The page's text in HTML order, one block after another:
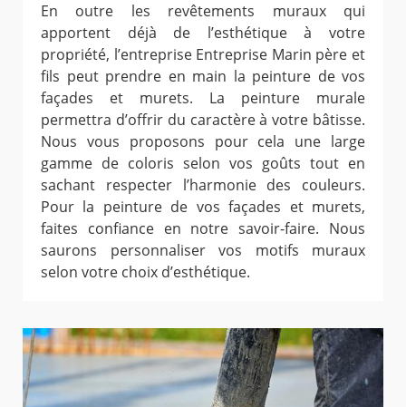
En outre les revêtements muraux qui
apportent déjà de l’esthétique à votre
propriété, l’entreprise Entreprise Marin père et
fils peut prendre en main la peinture de vos
façades et murets. La peinture murale
permettra d’offrir du caractère à votre bâtisse.
Nous vous proposons pour cela une large
gamme de coloris selon vos goûts tout en
sachant respecter l’harmonie des couleurs.
Pour la peinture de vos façades et murets,
faites confiance en notre savoir-faire. Nous
saurons personnaliser vos motifs muraux
selon votre choix d’esthétique.